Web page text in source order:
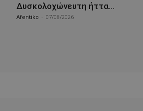
Δυσκολοχώνευτη ήττα…
Afentiko 07/08/2026